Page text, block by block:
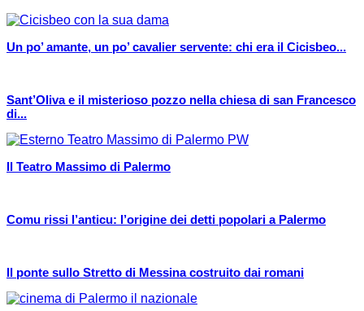
Un po’ amante, un po’ cavalier servente: chi era il Cicisbeo...
Sant’Oliva e il misterioso pozzo nella chiesa di san Francesco
di...
Il Teatro Massimo di Palermo
Comu rissi l’anticu: l’origine dei detti popolari a Palermo
Il ponte sullo Stretto di Messina costruito dai romani